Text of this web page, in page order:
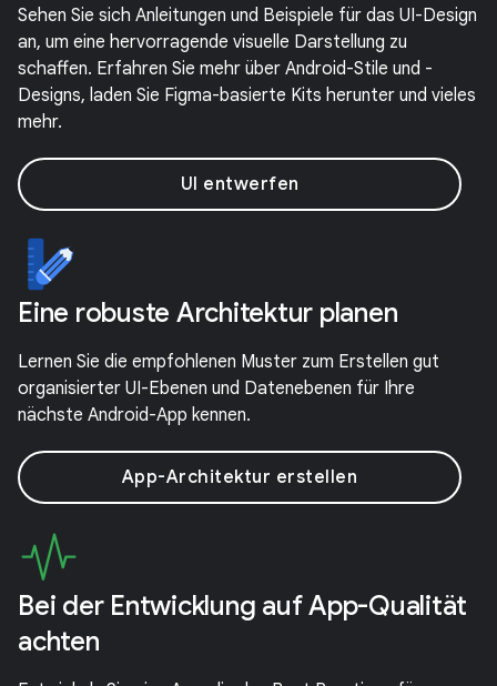
Sehen Sie sich Anleitungen und Beispiele für das UI-Design
an, um eine hervorragende visuelle Darstellung zu
schaffen. Erfahren Sie mehr über Android-Stile und -
Designs, laden Sie Figma-basierte Kits herunter und vieles
mehr.
UI entwerfen
Eine robuste Architektur planen
Lernen Sie die empfohlenen Muster zum Erstellen gut
organisierter UI-Ebenen und Datenebenen für Ihre
nächste Android-App kennen.
App-Architektur erstellen
Bei der Entwicklung auf App-Qualität
achten